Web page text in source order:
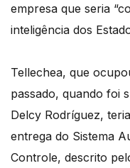
empresa que seria
inteligência dos
Tellechea, que
passado, quando foi
Delcy Rodríguez,
entrega do Sistema
Controle, descrito